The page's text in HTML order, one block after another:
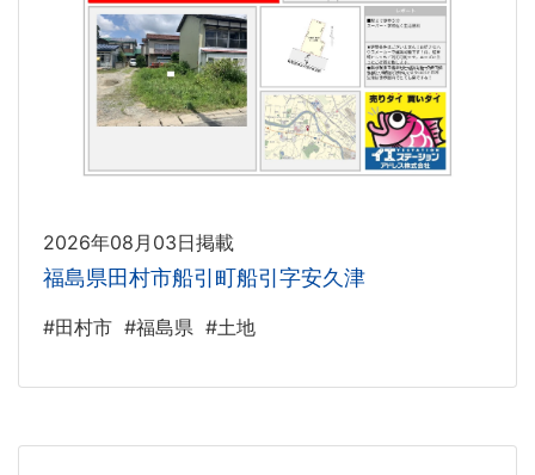
2026年08月03日掲載
福島県田村市船引町船引字安久津
#田村市 #福島県 #土地